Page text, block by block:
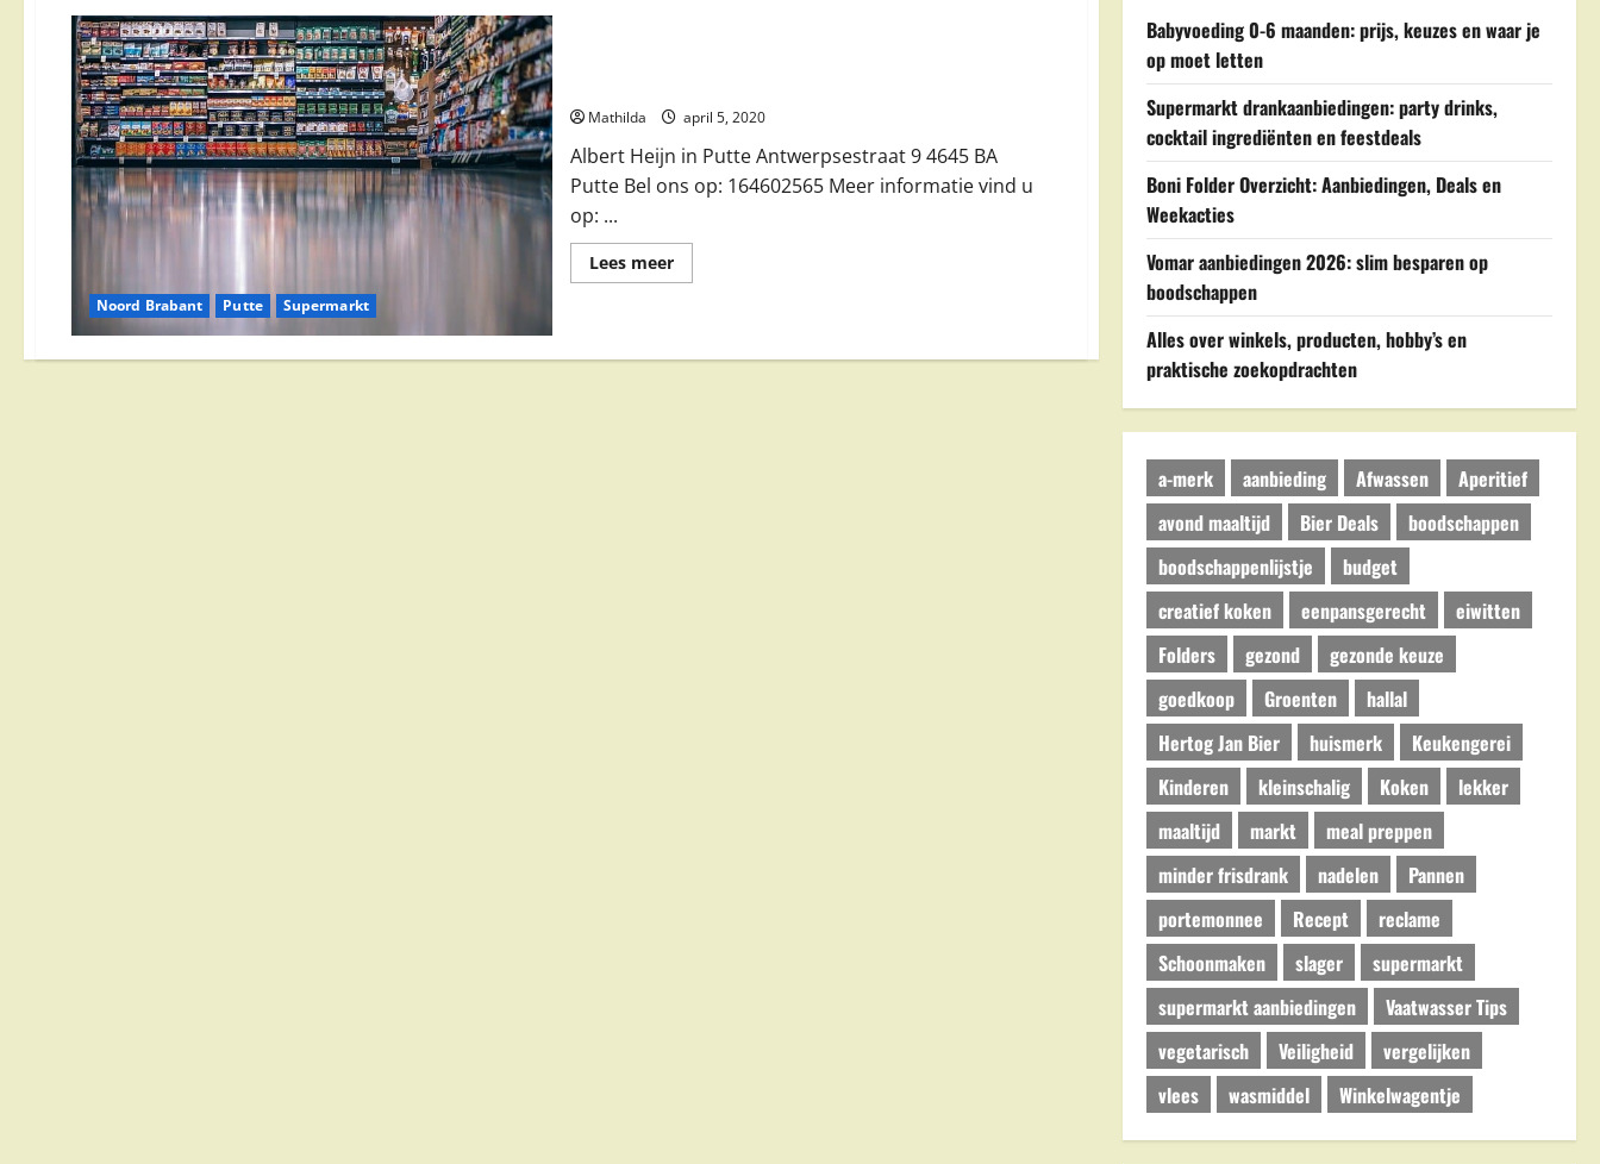
Noord Brabant Putte Supermarkt
Mathilda april 5, 2020
Albert Heijn in Putte Antwerpsestraat 9 4645 BA
Putte Bel ons op: 164602565 Meer informatie vind u
op: ...
Lees meerLees
meer
Putte
Babyvoeding 0-6 maanden: prijs, keuzes en waar je
op moet letten
Supermarkt drankaanbiedingen: party drinks,
cocktail ingrediënten en feestdeals
Boni Folder Overzicht: Aanbiedingen, Deals en
Weekacties
Vomar aanbiedingen 2026: slim besparen op
boodschappen
Alles over winkels, producten, hobby’s en
praktische zoekopdrachten
a-merk aanbieding Afwassen
Aperitief
avond maaltijd
Bier Deals
boodschappen
boodschappenlijstje
budget
creatief koken
eenpansgerecht
eiwitten
Folders
gezond
gezonde keuze
goedkoop
Groenten
hallal
Hertog Jan Bier
huismerk
Keukengerei
Kinderen
kleinschalig Koken
lekker
maaltijd
markt
meal preppen
minder frisdrank
nadelen
Pannen
portemonnee
Recept
reclame
Schoonmaken
slager
supermarkt
supermarkt aanbiedingen
Vaatwasser Tips
vegetarisch
Veiligheid
vergelijken
vlees
wasmiddel Winkelwagentje